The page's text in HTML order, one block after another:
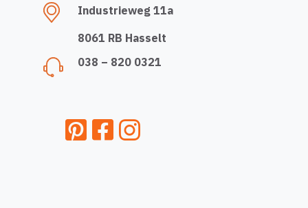
Industrieweg 11a
8061 RB Hasselt
038 – 820 0321